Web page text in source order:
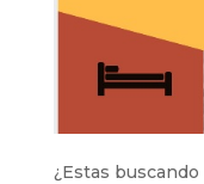
¿Estas buscando